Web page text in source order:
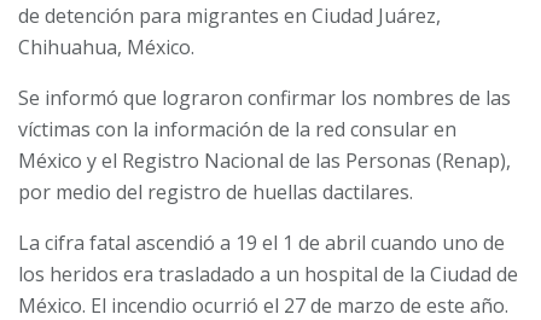
de detención para migrantes en Ciudad Juárez,
Chihuahua, México.
Se informó que lograron confirmar los nombres de las
víctimas con la información de la red consular en
México y el Registro Nacional de las Personas (Renap),
por medio del registro de huellas dactilares.
La cifra fatal ascendió a 19 el 1 de abril cuando uno de
los heridos era trasladado a un hospital de la Ciudad de
México. El incendio ocurrió el 27 de marzo de este año.